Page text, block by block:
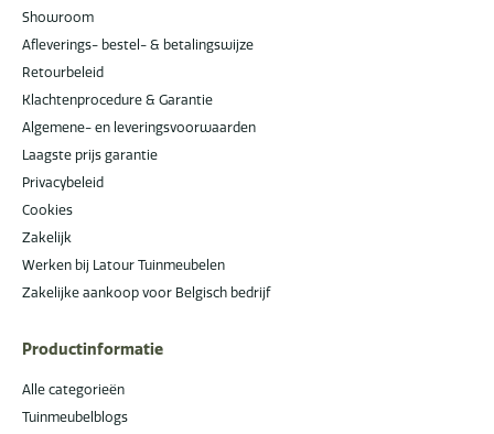
Showroom
Afleverings- bestel- & betalingswijze
Retourbeleid
Klachtenprocedure & Garantie
Algemene- en leveringsvoorwaarden
Laagste prijs garantie
Privacybeleid
Cookies
Zakelijk
Werken bij Latour Tuinmeubelen
Zakelijke aankoop voor Belgisch bedrijf
Productinformatie
Alle categorieën
Tuinmeubelblogs